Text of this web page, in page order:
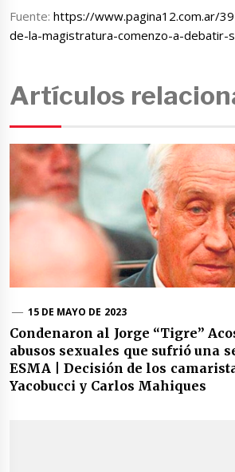
Fuente:https://www.pagina12.com.ar/
de-la-magistratura-comenzo-a-debatir-
Artículos
15 DE MAYO DE 2023
Condenaron al Jorge “Tigre”
abusos sexuales que sufrió una
ESMA | Decisión de los
Yacobucci y Carlos Mahiques